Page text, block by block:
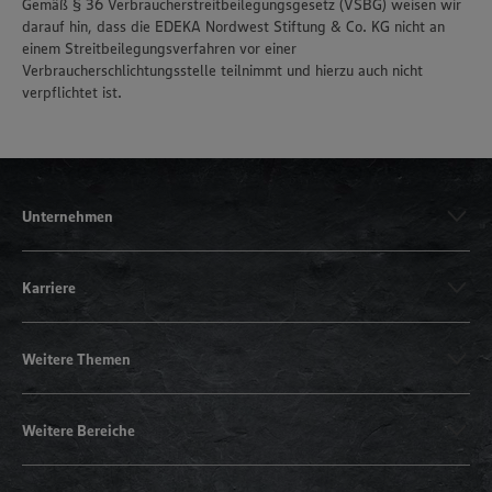
Gemäß § 36 Verbraucherstreitbeilegungsgesetz (VSBG) weisen wir
darauf hin, dass die EDEKA Nordwest Stiftung & Co. KG nicht an
einem Streitbeilegungsverfahren vor einer
Verbraucherschlichtungsstelle teilnimmt und hierzu auch nicht
verpflichtet ist.
Unternehmen
Karriere
Weitere Themen
Weitere Bereiche